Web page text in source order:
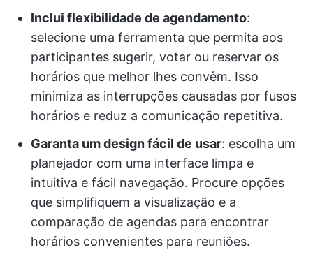
Inclui flexibilidade de agendamento:
selecione uma ferramenta que permita aos
participantes sugerir, votar ou reservar os
horários que melhor lhes convêm. Isso
minimiza as interrupções causadas por fusos
horários e reduz a comunicação repetitiva.
Garanta um design fácil de usar: escolha um
planejador com uma interface limpa e
intuitiva e fácil navegação. Procure opções
que simplifiquem a visualização e a
comparação de agendas para encontrar
horários convenientes para reuniões.